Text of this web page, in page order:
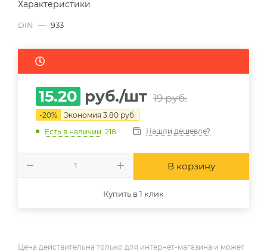
Характеристики
DIN — 933
15.20 руб./шт 19руб.
-20% Экономия 3.80 руб.
Есть в наличии: 218 Нашли дешевле?
В корзину
Купить в 1 клик
Цена действительна только для интернет-магазина и может